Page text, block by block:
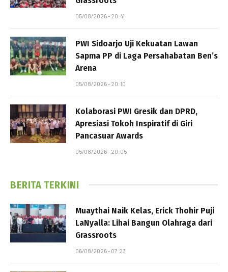
05/08/2026 - 20:41
PWI Sidoarjo Uji Kekuatan Lawan
Sapma PP di Laga Persahabatan Ben’s
Arena
05/08/2026 - 20:10
Kolaborasi PWI Gresik dan DPRD,
Apresiasi Tokoh Inspiratif di Giri
Pancasuar Awards
05/08/2026 - 20:05
BERITA TERKINI
Muaythai Naik Kelas, Erick Thohir Puji
LaNyalla: Lihai Bangun Olahraga dari
Grassroots
06/08/2026 - 07:23